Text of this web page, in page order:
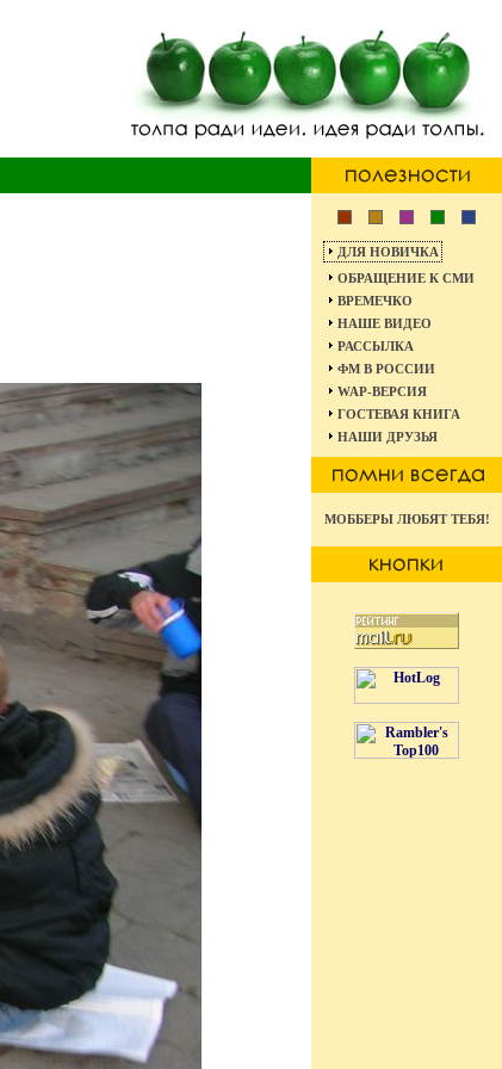
ДЛЯ НОВИЧКА
ОБРАЩЕНИЕ К СМИ
ВРЕМЕЧКО
НАШЕ ВИДЕО
РАССЫЛКА
ФМ В РОССИИ
WAP-ВЕРСИЯ
ГОСТЕВАЯ КНИГА
НАШИ ДРУЗЬЯ
МОББЕРЫ ЛЮБЯТ ТЕБЯ!